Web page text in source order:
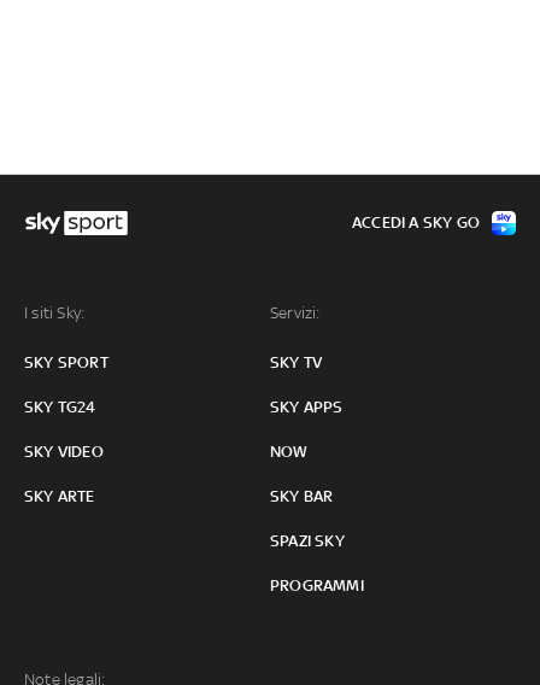
I siti Sky:
SKY SPORT
SKY TG24
SKY VIDEO
SKY ARTE
Servizi:
SKY TV
SKY APPS
NOW
SKY BAR
SPAZI SKY
PROGRAMMI
Note legali:
ACCEDI A SKY GO